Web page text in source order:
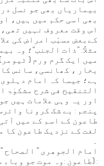
بیماریاں بھی جو نسل
بھی اسی حکم میں ہیں،
اس وقت معروف نہیں
کےبعض مسبَب امراض کی
مثلاً: ”ذات الجنب“؛ وہ
میں ایک گرم ورم (
بخار ، کھانسی، سانس
ہے؛ جیسا کہ امام
التنقیح فی شرح مشکوٰۃ
اور یہ وہی علامات ہیں
پنجم : بے شک کرونا
طاعون کے اسم کے میں
لغت کے نزدیک طاعون کا
۔
امام الجوھری " الصحاح
: (طاعون :وہ موت جو وباء